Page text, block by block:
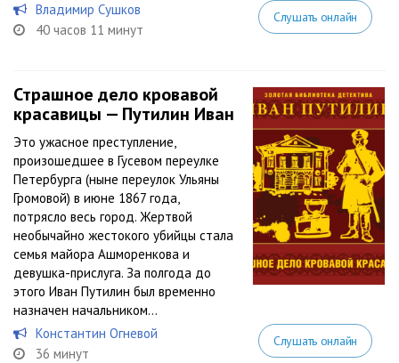
Владимир Сушков
40 часов 11 минут
Слушать онлайн
Страшное дело кровавой
красавицы — Путилин Иван
Это ужасное преступление,
произошедшее в Гусевом переулке
Петербурга (ныне переулок Ульяны
Громовой) в июне 1867 года,
потрясло весь город. Жертвой
необычайно жестокого убийцы стала
семья майора Ашморенкова и
девушка-прислуга. За полгода до
этого Иван Путилин был временно
назначен начальником...
Константин Огневой
36 минут
Слушать онлайн